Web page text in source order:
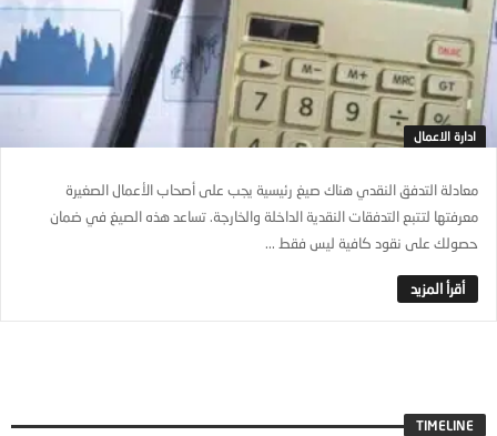
ادارة الاعمال
معادلة التدفق النقدي هناك صيغ رئيسية يجب على أصحاب الأعمال الصغيرة
معرفتها لتتبع التدفقات النقدية الداخلة والخارجة. تساعد هذه الصيغ في ضمان
حصولك على نقود كافية ليس فقط ...
TIMELINE